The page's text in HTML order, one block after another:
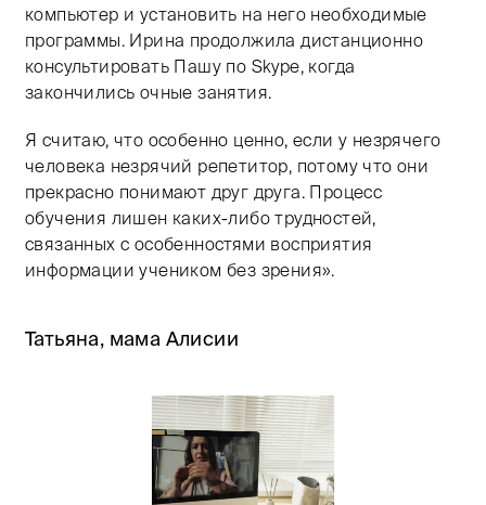
компьютер и установить на него необходимые
программы. Ирина продолжила дистанционно
консультировать Пашу по Skype, когда
закончились очные занятия.
Я считаю, что особенно ценно, если у незрячего
человека незрячий репетитор, потому что они
прекрасно понимают друг друга. Процесс
обучения лишен каких-либо трудностей,
связанных с особенностями восприятия
информации учеником без зрения».
Татьяна, мама Алисии